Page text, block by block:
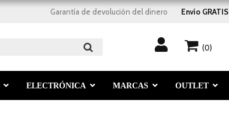
Garantía de devolución del dinero Envío GRATIS
(0)
ELECTRÓNICA MARCAS OUTLET